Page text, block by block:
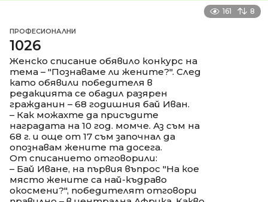
161 8
ПРОФЕСИОНАЛНИ
1026
Женско списание обявило конкурс на
тема – "Познаваме ли жените?". След
като обявили победителя в
редакцията се обадил разярен
гражданин – 68 годишния бай Иван.
– Как можахте да присъдите
наградата на 10 год. момче. Аз съм на
68 г. и още от 17 съм започнал да
опознавам жените та досега.
От списанието отговорили:
– Бай Иване, на първия въпрос "На кое
място жените са най-къдраво
окосмени?", победителят отговори